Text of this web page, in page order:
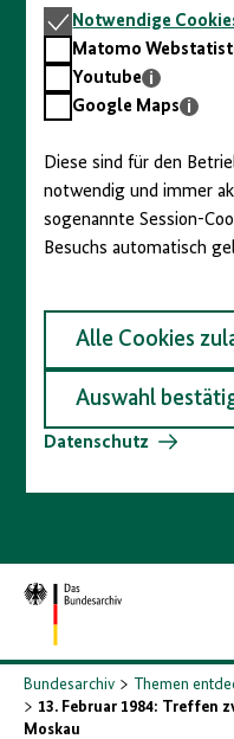
Notwendige
Cookies
Notwendige
Matomo
Webstatistik
Matomo
Youtube
Youtube
GoogleGoogle Maps
Diese sind für den
notwendig und immer
sogenannte Session-
Besuchs automatisch
Alle Cookies
Auswahl
Datenschutz
Zur
Startseite
Bundesarchiv Themen
13. Februar 1984: Treffen
Moskau